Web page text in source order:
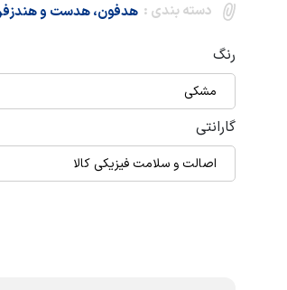
دسته بندی : هدفون، هدست و
رنگ
مشکی
گارانتی
اصالت و سلامت فیزیکی کالا